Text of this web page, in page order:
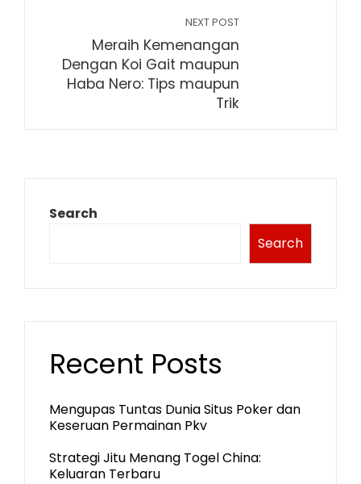
NEXT POST
Meraih Kemenangan
Dengan Koi Gait maupun
Haba Nero: Tips maupun
Trik
Search
Search
Recent Posts
Mengupas Tuntas Dunia Situs Poker dan
Keseruan Permainan Pkv
Strategi Jitu Menang Togel China:
Keluaran Terbaru